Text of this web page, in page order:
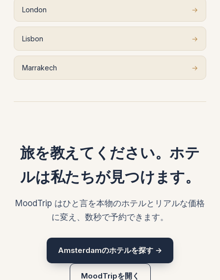
London →
Lisbon →
Marrakech →
旅を教えてください。ホテ
ルは私たちが見つけます。
MoodTrip はひと言を本物のホテルとリアルな価格
に変え、数秒で予約できます。
Amsterdamのホテルを探す →
MoodTripを開く